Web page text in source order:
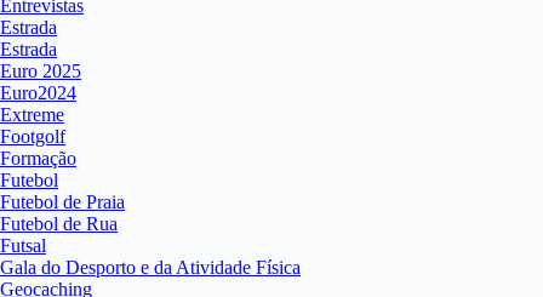
Entrevistas
Estrada
Estrada
Euro 2025
Euro2024
Extreme
Footgolf
Formação
Futebol
Futebol de Praia
Futebol de Rua
Futsal
Gala do Desporto e da Atividade Física
Geocaching